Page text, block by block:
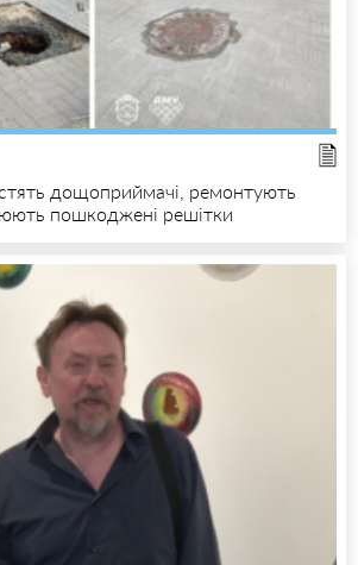
дощоприймачі, ремонтують
пошкоджені решітки